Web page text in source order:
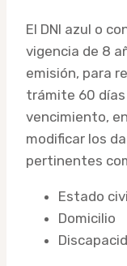
El DNI azul o
vigencia de 8
emisión, para
trámite 60 días
vencimiento,
modificar los
pertinentes
Estado
Domicilio